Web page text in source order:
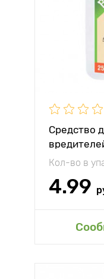
Средство
Кол-во в
4.99